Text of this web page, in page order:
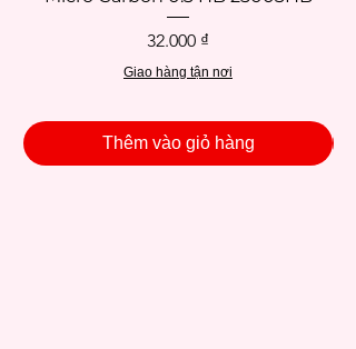
Giá
32.000 ₫
Giao hàng tận nơi
Thêm vào giỏ hàng